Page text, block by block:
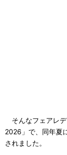
そんなフェアレ
2026」で、同年夏
されました。